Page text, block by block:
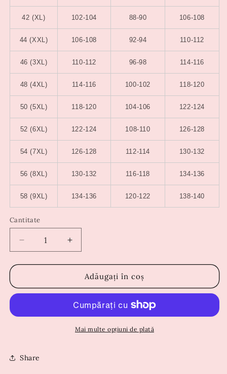
42 (XL) 102-104 88-90 106-108
44 (XXL) 106-108 92-94 110-112
46 (3XL) 110-112 96-98 114-116
48 (4XL) 114-116 100-102 118-120
50 (5XL) 118-120 104-106 122-124
52 (6XL) 122-124 108-110 126-128
54 (7XL) 126-128 112-114 130-132
56 (8XL) 130-132 116-118 134-136
58 (9XL) 134-136 120-122 138-140
Cantitate
Reduceți
cantitatea
pentru
Serena
Creșteți
cantitatea
pentru
Salopeta
Serena
Adăugați în coș
Mai multe opțiuni de plată
Share